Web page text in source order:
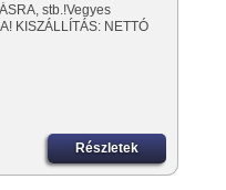
stb.!Vegyes
KISZÁLLÍTÁS: NETTÓ
Részletek